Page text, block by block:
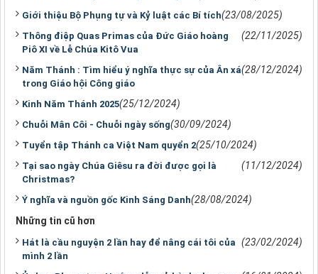
Giới thiệu Bộ Phụng tự và Kỷ luật các Bí tích(23/08/2025)
Thông điệp Quas Primas của Đức Giáo hoàng
Piô XI về Lễ Chúa Kitô Vua
(22/11/2025)
Năm Thánh : Tìm hiểu ý nghĩa thực sự của Ân xá
trong Giáo hội Công giáo
(28/12/2024)
Kinh Năm Thánh 2025(25/12/2024)
Chuỗi Mân Côi - Chuỗi ngày sống(30/09/2024)
Tuyển tập Thánh ca Việt Nam quyển 2(25/10/2024)
Tại sao ngày Chúa Giêsu ra đời được gọi là
Christmas?
(11/12/2024)
Ý nghĩa và nguồn gốc Kinh Sáng Danh(28/08/2024)
Những tin cũ hơn
Hát là cầu nguyện 2 lần hay để nâng cái tôi của
mình 2 lần
(23/02/2024)